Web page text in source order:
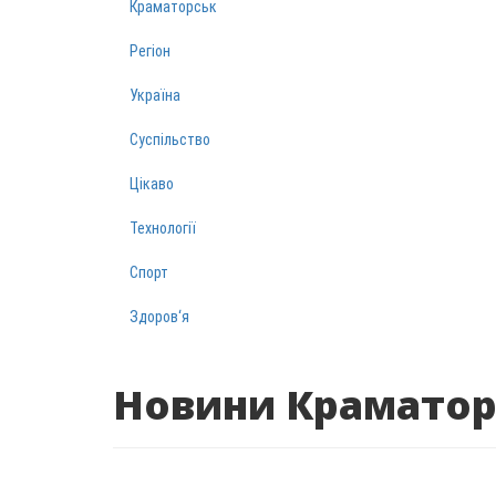
Краматорськ
Регіон
Україна
Суспільство
Цікаво
Технології
Спорт
Здоров‘я
Новини